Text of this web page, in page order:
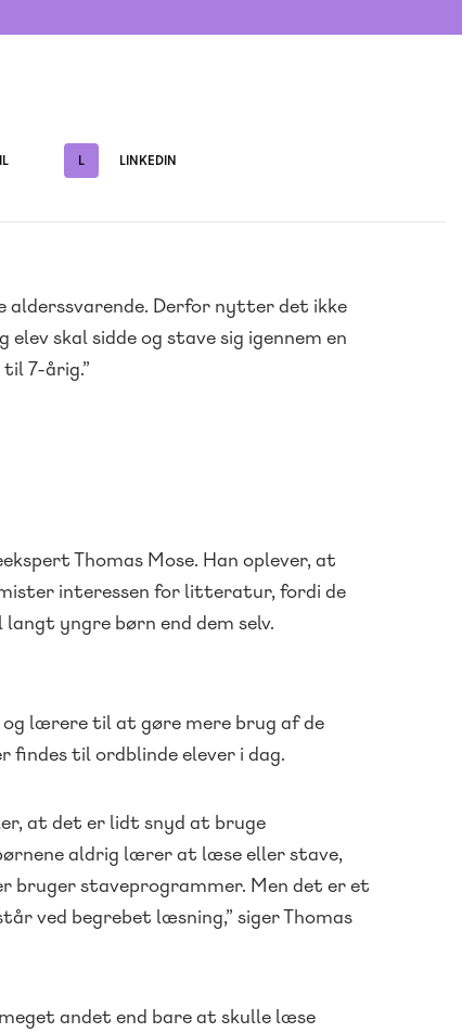
L LINKEDIN
Derfor nytter det ikke
elev skal sidde og stave sig igennem en
7-årig.”
Thomas Mose. Han oplever, at
interessen for litteratur, fordi de
yngre børn end dem selv.
lærere til at gøre mere brug af de
findes til ordblinde elever i dag.
at det er lidt snyd at bruge
aldrig lærer at læse eller stave,
bruger staveprogrammer. Men det er et
ved begrebet læsning,” siger Thomas
andet end bare at skulle læse